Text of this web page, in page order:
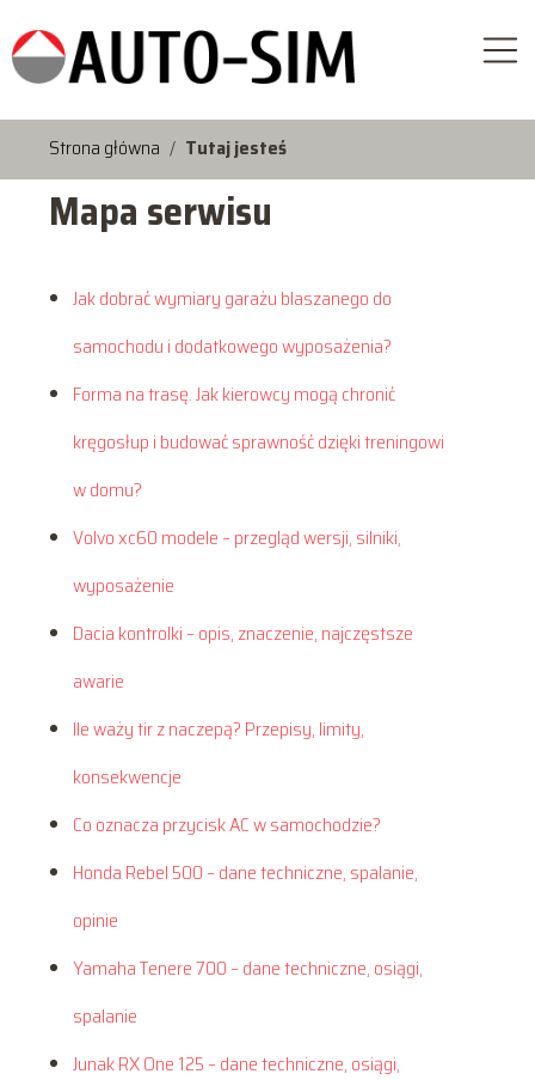
Strona główna / Tutaj jesteś
Mapa serwisu
Jak dobrać wymiary garażu blaszanego do
samochodu i dodatkowego wyposażenia?
Forma na trasę. Jak kierowcy mogą chronić
kręgosłup i budować sprawność dzięki treningowi
w domu?
Volvo xc60 modele – przegląd wersji, silniki,
wyposażenie
Dacia kontrolki – opis, znaczenie, najczęstsze
awarie
Ile waży tir z naczepą? Przepisy, limity,
konsekwencje
Co oznacza przycisk AC w samochodzie?
Honda Rebel 500 – dane techniczne, spalanie,
opinie
Yamaha Tenere 700 – dane techniczne, osiągi,
spalanie
Junak RX One 125 – dane techniczne, osiągi,